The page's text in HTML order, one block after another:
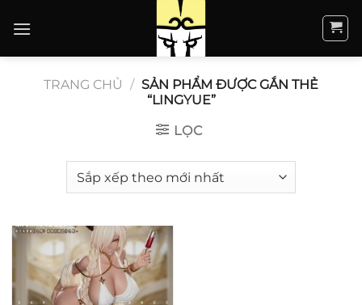
qua
TRANG CHỦ / SẢN PHẨM ĐƯỢC GẮN THẺ
“LINGYUE”
LỌC